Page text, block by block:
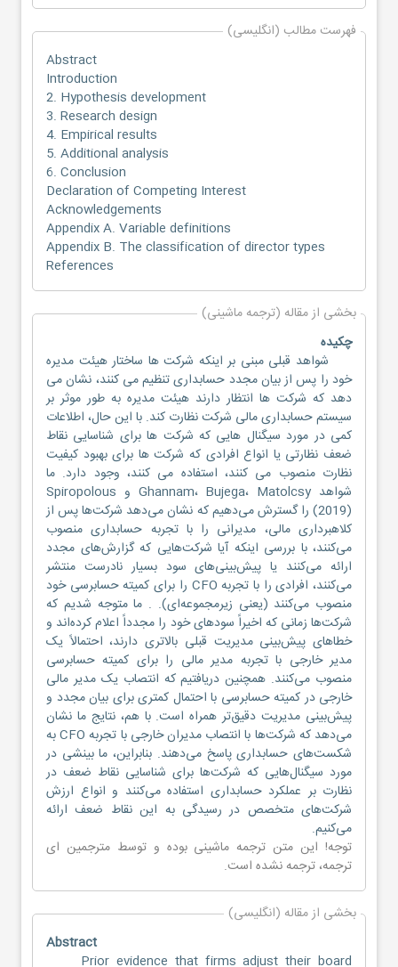
فهرست مطالب (انگلیسی)
Abstract
Introduction
2. Hypothesis development
3. Research design
4. Empirical results
5. Additional analysis
6. Conclusion
Declaration of Competing Interest
Acknowledgements
Appendix A. Variable definitions
Appendix B. The classification of director types
References
بخشی از مقاله (ترجمه ماشینی)
چکیده
شواهد قبلی مبنی بر اینکه شرکت ها ساختار هیئت مدیره
خود را پس از بیان مجدد حسابداری تنظیم می کنند، نشان می
دهد که شرکت ها انتظار دارند هیئت مدیره به طور موثر بر
سیستم حسابداری مالی شرکت نظارت کند. با این حال، اطلاعات
کمی در مورد سیگنال هایی که شرکت ها برای شناسایی نقاط
ضعف نظارتی یا انواع افرادی که شرکت ها برای بهبود کیفیت
نظارت منصوب می کنند، استفاده می کنند، وجود دارد. ما
شواهد Ghannam، Bujega، Matolcsy و Spiropolous
(2019) را گسترش می‌دهیم که نشان می‌دهد شرکت‌ها پس از
کلاهبرداری مالی، مدیرانی را با تجربه حسابداری منصوب
می‌کنند، با بررسی اینکه آیا شرکت‌هایی که گزارش‌های مجدد
ارائه می‌کنند یا پیش‌بینی‌های سود بسیار نادرست منتشر
می‌کنند، افرادی را با تجربه CFO را برای کمیته حسابرسی خود
منصوب می‌کنند (یعنی زیرمجموعه‌ای). . ما متوجه شدیم که
شرکت‌ها زمانی که اخیراً سودهای خود را مجدداً اعلام کرده‌اند و
خطاهای پیش‌بینی مدیریت قبلی بالاتری دارند، احتمالاً یک
مدیر خارجی با تجربه مدیر مالی را برای کمیته حسابرسی
منصوب می‌کنند. همچنین دریافتیم که انتصاب یک مدیر مالی
خارجی در کمیته حسابرسی با احتمال کمتری برای بیان مجدد و
پیش‌بینی مدیریت دقیق‌تر همراه است. با هم، نتایج ما نشان
می‌دهد که شرکت‌ها با انتصاب مدیران خارجی با تجربه CFO به
شکست‌های حسابداری پاسخ می‌دهند. بنابراین، ما بینشی در
مورد سیگنال‌هایی که شرکت‌ها برای شناسایی نقاط ضعف در
نظارت بر عملکرد حسابداری استفاده می‌کنند و انواع ارزش
شرکت‌های متخصص در رسیدگی به این نقاط ضعف ارائه
می‌کنیم.
توجه! این متن ترجمه ماشینی بوده و توسط مترجمین ای
ترجمه، ترجمه نشده است.
بخشی از مقاله (انگلیسی)
Abstract
Prior evidence that firms adjust their board